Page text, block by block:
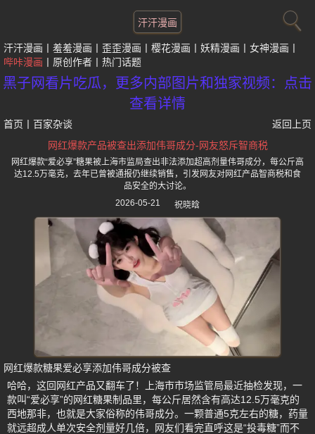
汗汗漫画
汗汗漫画 羞羞漫画 歪歪漫画 樱花漫画 妖精漫画
女神漫画
哔咔漫画
原创作者 热门话题
黑子网看片吃瓜，更多内部图片和独家视频：点击
查看详情
首页 百家杂谈
返回上页
网红爆款产品被查出添加伟哥成分-网友怒斥智商税
网红爆款“爱必享”糖果被上海市监局查出非法添加超高剂量伟哥成分，每公斤高
达12.5万毫克，去年已曾被通报仍继续销售，引发网友对网红产品智商税和食
品安全的大讨论。
2026-05-21
祝晓晗
网红爆款糖果爱必享添加伟哥成分被查
哈哈，这回网红产品又翻车了！上海市市场监管局最近抽检发现，一
款叫“爱必享”的网红糖果制品里，每公斤居然含有高达12.5万毫克的
西地那非，也就是大家俗称的伟哥成分。一颗普通5克左右的糖，药量
就远超成人单次安全剂量好几倍，网友们看完直呼这是“投毒糖”而不